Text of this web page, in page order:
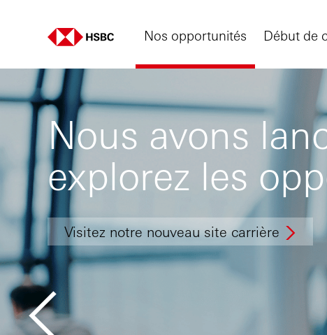
Nos opportunités Début de
Nous avons
explorez les
Visitez notre nouveau site carrière